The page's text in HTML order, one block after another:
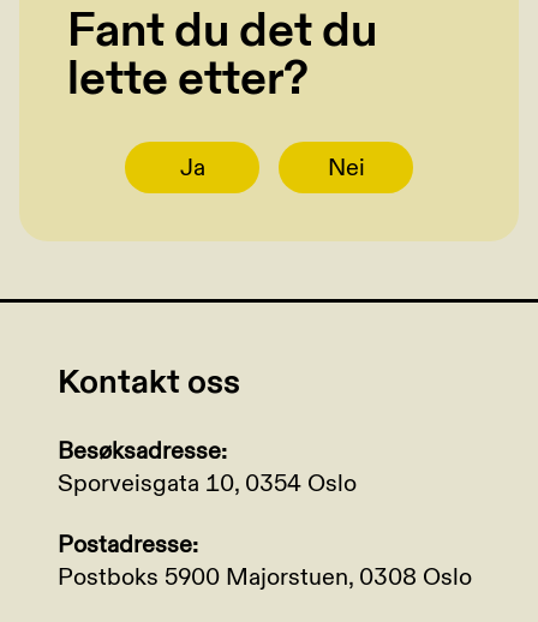
Fant du det du
lette etter?
Ja Nei
Kontakt oss
Besøksadresse:
Sporveisgata 10, 0354 Oslo
Postadresse:
Postboks 5900 Majorstuen, 0308 Oslo